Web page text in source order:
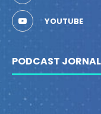
YOUTUBE
PODCAST